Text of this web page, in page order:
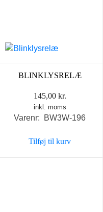
BLINKLYSRELÆ
145,00 kr.
inkl. moms
Varenr: BW3W-196
Tilføj til kurv